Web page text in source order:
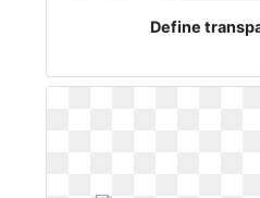
Define